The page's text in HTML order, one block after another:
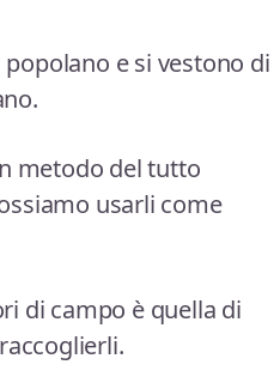
e si vestono di
metodo del tutto
usarli come
di campo è quella di